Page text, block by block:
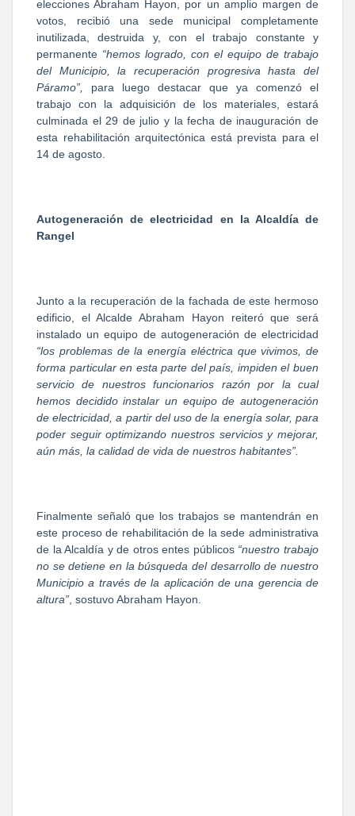
elecciones Abraham Hayon, por un amplio margen de
votos, recibió una sede municipal completamente
inutilizada, destruida y, con el trabajo constante y
permanente “hemos logrado, con el equipo de trabajo
del Municipio, la recuperación progresiva hasta del
Páramo”, para luego destacar que ya comenzó el
trabajo con la adquisición de los materiales, estará
culminada el 29 de julio y la fecha de inauguración de
esta rehabilitación arquitectónica está prevista para el
14 de agosto.
Autogeneración de electricidad en la Alcaldía de
Rangel
Junto a la recuperación de la fachada de este hermoso
edificio, el Alcalde Abraham Hayon reiteró que será
instalado un equipo de autogeneración de electricidad
“los problemas de la energía eléctrica que vivimos, de
forma particular en esta parte del país, impiden el buen
servicio de nuestros funcionarios razón por la cual
hemos decidido instalar un equipo de autogeneración
de electricidad, a partir del uso de la energía solar, para
poder seguir optimizando nuestros servicios y mejorar,
aún más, la calidad de vida de nuestros habitantes”.
Finalmente señaló que los trabajos se mantendrán en
este proceso de rehabilitación de la sede administrativa
de la Alcaldía y de otros entes públicos “nuestro trabajo
no se detiene en la búsqueda del desarrollo de nuestro
Municipio a través de la aplicación de una gerencia de
altura” , sostuvo Abraham Hayon.